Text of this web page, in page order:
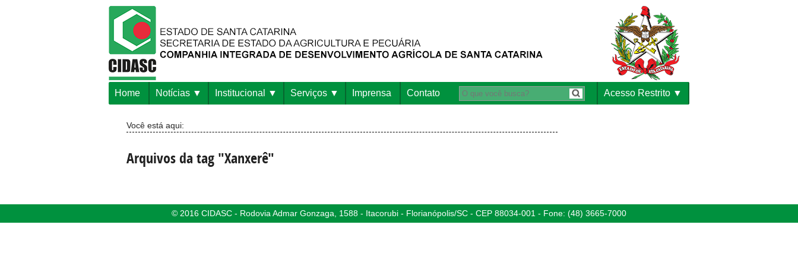
Home Notícias Institucional Serviços Imprensa Contato Acesso Restrito
Você está aqui:
Arquivos da tag "Xanxerê"
© 2016 CIDASC - Rodovia Admar Gonzaga, 1588 - Itacorubi - Florianópolis/SC - CEP 88034-001 - Fone: (48) 3665-7000